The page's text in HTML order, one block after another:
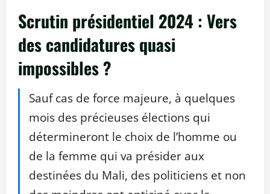
Scrutin présidentiel 2024 : Vers
des candidatures quasi
impossibles ?
Sauf cas de force majeure, à quelques
mois des précieuses élections qui
détermineront le choix de l’homme ou
de la femme qui va présider aux
destinées du Mali, des politiciens et non